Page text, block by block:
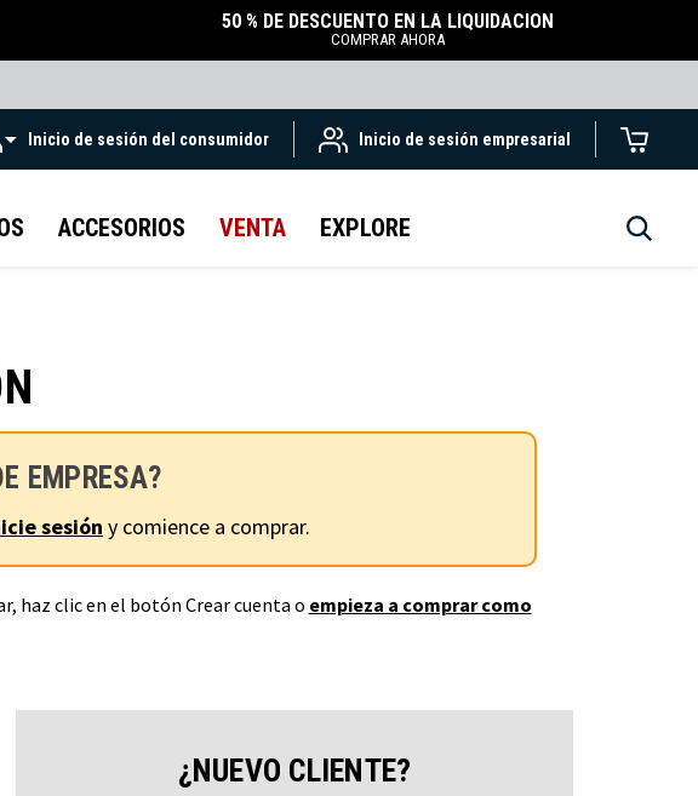
50 % DE DESCUENTO EN LA LIQUIDACIÓN
COMPRAR AHORA
Inicio de sesión del consumidor Inicio de sesión empresarial
ACCESORIOS VENTA EXPLORE
EMPRESA?
sesión y comience a comprar.
haz clic en el botón Crear cuenta o empieza a comprar como
¿NUEVO CLIENTE?